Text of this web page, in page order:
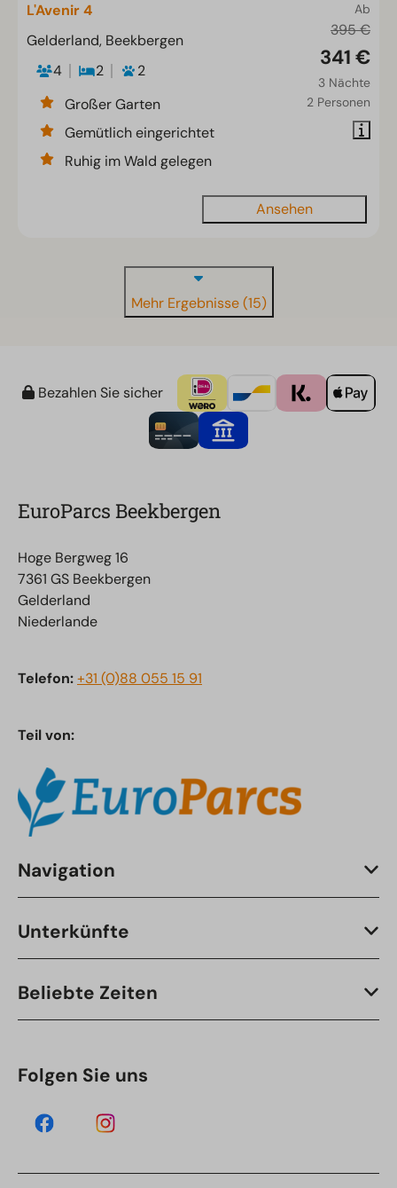
Ab
395 €
341 €
3 Nächte
2 Personen
L'Avenir 4
Gelderland, Beekbergen
4
2
2
Großer Garten
Gemütlich eingerichtet
Ruhig im Wald gelegen
Ansehen
Mehr Ergebnisse (15)
Bezahlen Sie sicher
EuroParcs Beekbergen
Hoge Bergweg 16
7361 GS Beekbergen
Gelderland
Niederlande
Telefon:+31 (0)88 055 15 91
Teil von:
Navigation
Unterkünfte
Beliebte Zeiten
Folgen Sie uns